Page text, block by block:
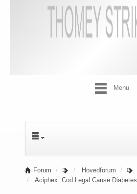
Menu
Forum Hovedforum
Aciphex: Cod Legal Cause Diabetes